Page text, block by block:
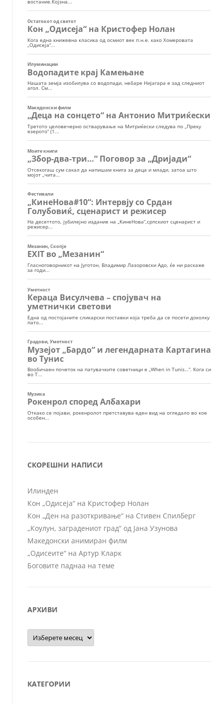
СКОРЕШНИ НАПИСИ
Илинден
Кон „Одисеја“ на Кристофер Нолан
Кон „Ден на разоткривање“ на Стивен Спилберг
„Коулун, заградениот град“ од Јана Узунова
Македонски анимиран филм
„Одисеите“ на Артур Кларк
Боговите паднаа на теме
АРХИВИ
Архиви
КАТЕГОРИИ